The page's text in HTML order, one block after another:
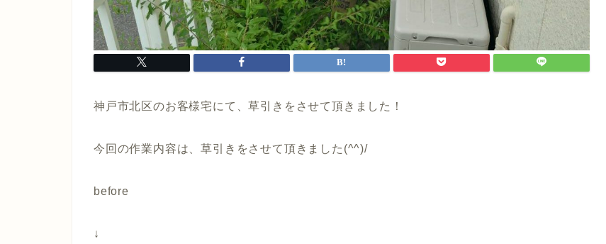
神戸市北区のお客様宅にて、草引きをさせて頂きました！
今回の作業内容は、草引きをさせて頂きました(^^)/
before
↓